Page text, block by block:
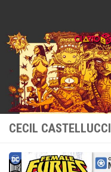
CECIL CASTELLUCCI